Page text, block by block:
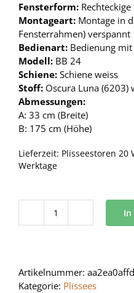
Fensterform:
Montageart: Montage in
Fensterrahmen) verspannt
Bedienart: Bedienung
Modell: BB 24
Schiene: Schiene weiss
Stoff: Oscura Luna (6203)
Abmessungen:
A: 33 cm (Breite)
B: 175 cm (Höhe)
Lieferzeit: Plisseestoren 20
Werktage
BB
In
Artikelnummer:
Kategorie: Plissees